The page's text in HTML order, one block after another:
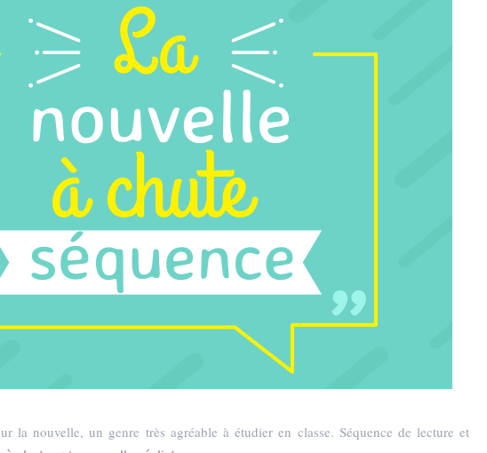
la nouvelle, un genre très agréable à étudier en classe. Séquence de lecture et